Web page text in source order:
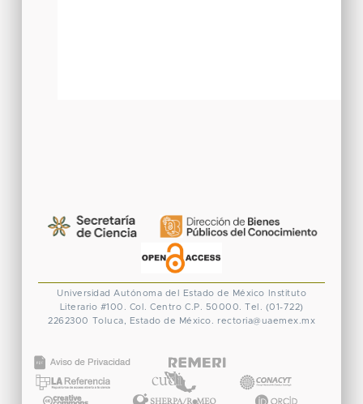
Universidad Autónoma del Estado de México
Instituto
Literario #100. Col. Centro C.P. 50000. Tel. (01-722)
2262300 Toluca, Estado de México. rectoria@uaemex.mx